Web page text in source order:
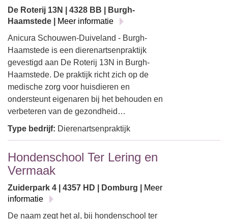
De Roterij 13N | 4328 BB | Burgh-
Haamstede |
Meer informatie
Anicura Schouwen-Duiveland - Burgh-
Haamstede is een dierenartsenpraktijk
gevestigd aan De Roterij 13N in Burgh-
Haamstede. De praktijk richt zich op de
medische zorg voor huisdieren en
ondersteunt eigenaren bij het behouden en
verbeteren van de gezondheid…
Type bedrijf: Dierenartsenpraktijk
Hondenschool Ter Lering en
Vermaak
Zuiderpark 4 | 4357 HD | Domburg |
Meer
informatie
De naam zegt het al, bij hondenschool ter